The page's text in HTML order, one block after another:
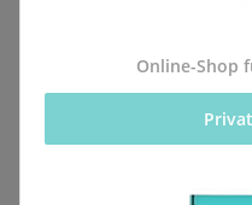
Beschreibung
Alle Bestellungen für
die Schule (Erich-
Online-Shop